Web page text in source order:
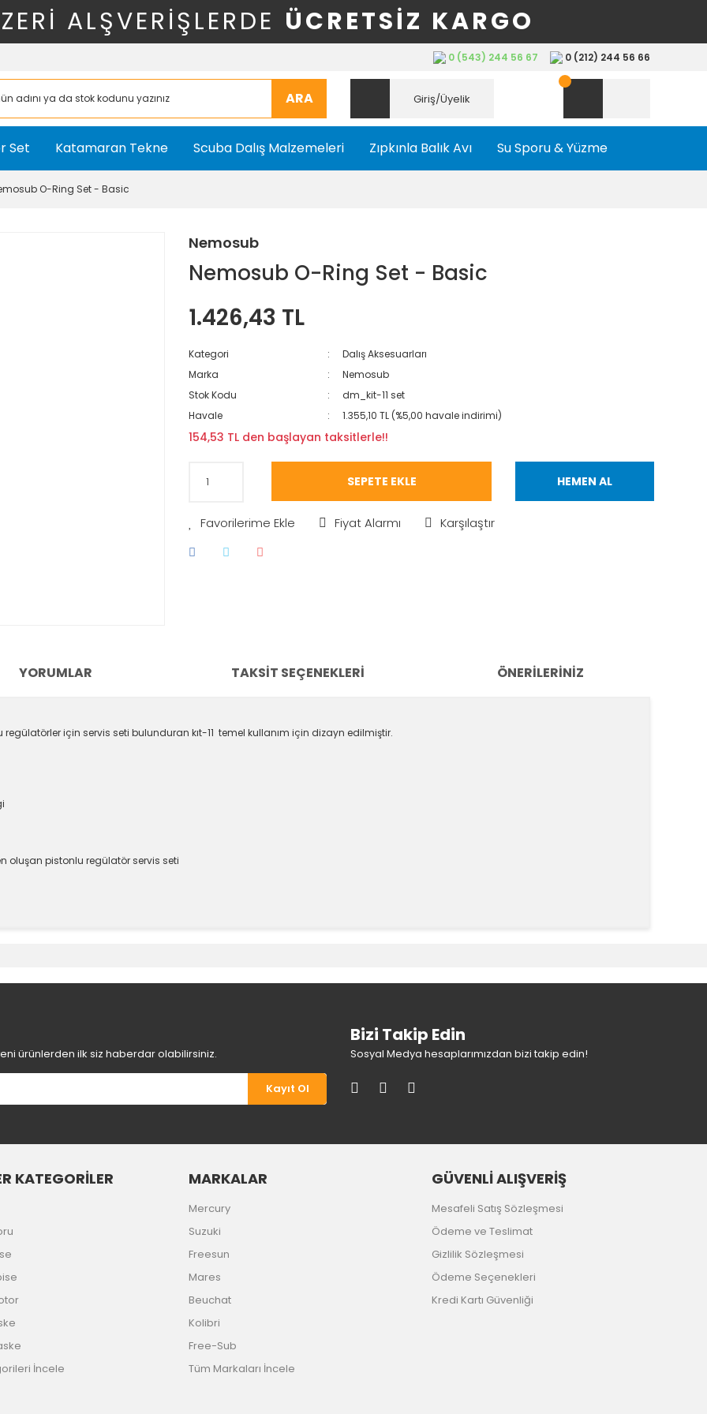
ALŞVERİŞLERDE ÜCRETSİZ KARGO
0 (543) 244 56 67 0 (212) 244 56 66
ARA Giriş/Üyelik
Set Katamaran Tekne Scuba Dalış Malzemeleri Zıpkınla Balık Avı Su Sporu & Yüzme
O-Ring Set - Basic
Nemosub
Nemosub O-Ring Set - Basic
1.426,43 TL
Kategori
Dalış Aksesuarları
Marka
Nemosub
Stok Kodu
dm_kit-11 set
Havale
1.355,10 TL (%5,00 havale indirimi)
154,53 TL den başlayan taksitlerle!!
SEPETE EKLE HEMEN AL
Fiyat Alarmı Karşılaştır
YORUMLAR TAKSIT SEÇENEKLERI ÖNERILERINIZ
regülatörler için servis seti bulunduran kıt-11 temel kullanım için dizayn edilmiştir.
oluşan pistonlu regülatör servis seti
Gönder
ürünlerden ilk siz haberdar olabilirsiniz.
Kayıt Ol
Bizi Takip Edin
Sosyal Medya hesaplarımızdan bizi takip edin!
KATEGORİLER
İncele
MARKALAR
Mercury
Suzuki
Freesun
Mares
Beuchat
Kolibri
Free-Sub
Tüm Markaları İncele
GÜVENLİ ALIŞVERİŞ
Mesafeli Satış Sözleşmesi
Ödeme ve Teslimat
Gizlilik Sözleşmesi
Ödeme Seçenekleri
Kredi Kartı Güvenliği